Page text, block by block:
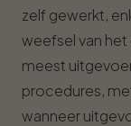
zelf gewerkt,
weefsel van
meest
procedures,
wanneer